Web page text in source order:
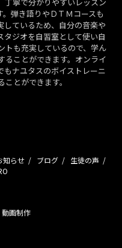
丁寧で分かりやすいレッスン
弾き語りやＤＴＭコースも
しているため、自分の音楽や
ジオを自習室として使い自
トも充実しているので、学ん
ることができます。オンライ
もナユタスのボイストレーニ
とができます。
知らせ ブログ
生徒の声
動画制作